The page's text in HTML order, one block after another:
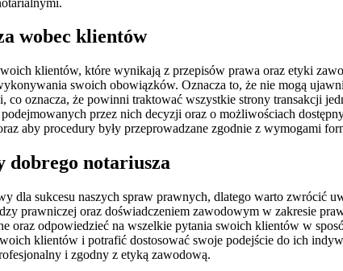
wobec klientów
klientów, które wynikają z przepisów prawa oraz etyki
swoich obowiązków. Oznacza to, że nie mogą
co oznacza, że powinni traktować wszystkie strony transakcji
przez nich decyzji oraz o możliwościach
aby procedury były przeprowadzane zgodnie z wymogami
dobrego notariusza
dla sukcesu naszych spraw prawnych, dlatego warto zwrócić
prawniczej oraz doświadczeniem zawodowym w zakresie
oraz odpowiedzieć na wszelkie pytania swoich klientów w
klientów i potrafić dostosować swoje podejście do ich
i zgodny z etyką zawodową.